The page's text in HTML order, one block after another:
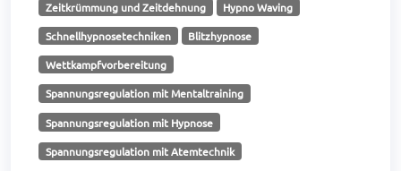
Zeitkrümmung und Zeitdehnung Hypno Waving
Schnellhypnosetechniken Blitzhypnose
Wettkampfvorbereitung
Spannungsregulation mit Mentaltraining
Spannungsregulation mit Hypnose
Spannungsregulation mit Atemtechnik